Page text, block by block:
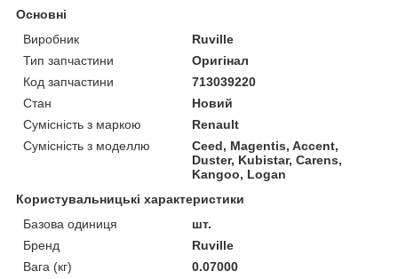
Основні
Виробник
Ruville
Тип запчастини
Оригінал
Код запчастини
713039220
Стан
Новий
Сумісність з маркою
Renault
Сумісність з моделлю
Ceed, Magentis, Accent,
Duster, Kubistar, Carens,
Kangoo, Logan
Користувальницькі характеристики
Базова одиниця
шт.
Бренд
Ruville
Вага (кг)
0.07000